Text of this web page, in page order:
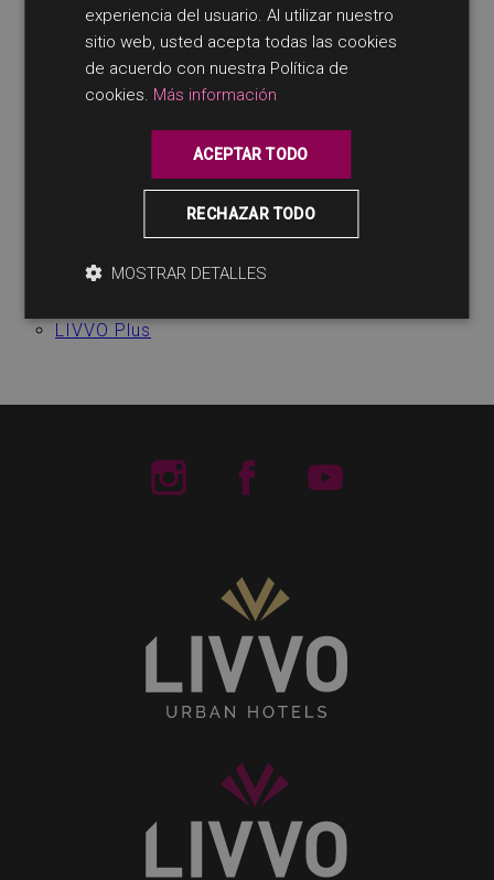
Español
English
Política de cookies
LIVVO Plus
Livvo Hotels Instagram
Livvo Hotels Facebook
Livvo Hotels
ENGLISH
experiencia del usuario. Al utilizar nuestro
sitio web, usted acepta todas las cookies
de acuerdo con nuestra Política de
cookies. Más información
ACEPTAR TODO
RECHAZAR TODO
MOSTRAR DETALLES